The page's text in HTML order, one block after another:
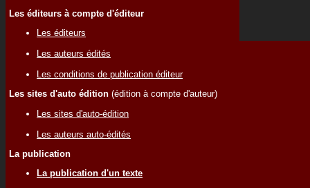
Les éditeurs à compte d'éditeur
Les éditeurs
Les auteurs édités
Les conditions de publication éditeur
Les sites d'auto édition (édition à compte d'auteur)
Les sites d'auto-édition
Les auteurs auto-édités
La publication
La publication d'un texte